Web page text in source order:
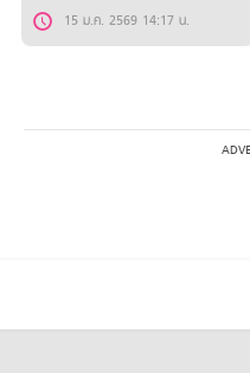
15 ม.ค. 2569 14:17 น.